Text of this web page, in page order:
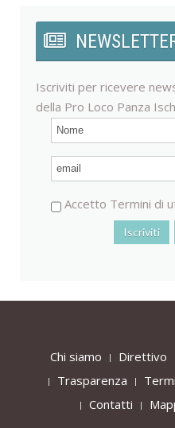
Iscriviti per ricevere
della Pro Loco Panza
Accetto Termini di
Chi siamo Direttivo
Trasparenza
Contatti